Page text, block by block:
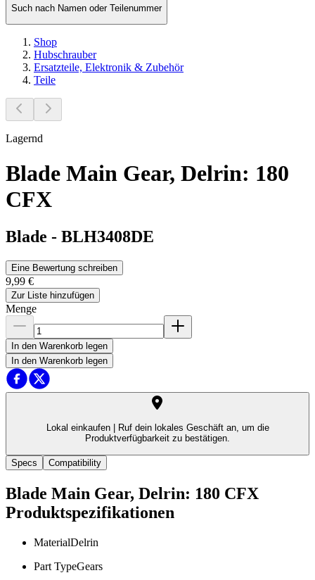
Such nach Namen oder Teilenummer
Shop
Hubschrauber
Ersatzteile, Elektronik & Zubehör
Teile
Lagernd
Blade Main Gear, Delrin: 180
CFX
Blade - BLH3408DE
Eine Bewertung schreiben
9,99 €
Zur Liste hinzufügen
Menge
In den Warenkorb legen
In den Warenkorb legen
Lokal einkaufen |
Ruf dein lokales Geschäft an, um die
Produktverfügbarkeit zu bestätigen.
Specs Compatibility
Blade Main Gear, Delrin: 180 CFX
Produktspezifikationen
MaterialDelrin
Part TypeGears